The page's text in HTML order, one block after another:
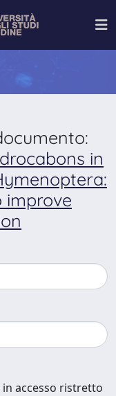
in
improve
accesso ristretto